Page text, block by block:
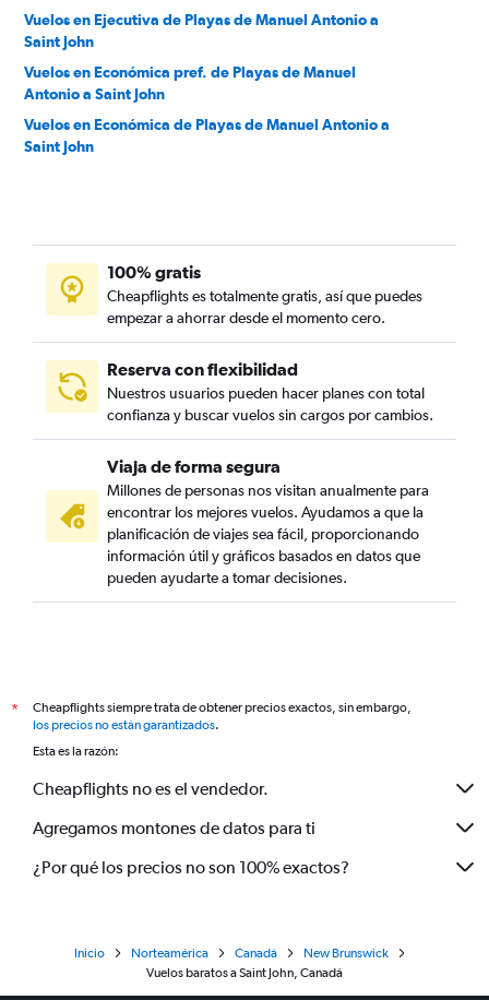
Vuelos en Ejecutiva de Playas de Manuel Antonio a
Saint John
Vuelos en Económica pref. de Playas de Manuel
Antonio a Saint John
Vuelos en Económica de Playas de Manuel Antonio a
Saint John
100% gratis
Cheapflights es totalmente gratis, así que puedes
empezar a ahorrar desde el momento cero.
Reserva con flexibilidad
Nuestros usuarios pueden hacer planes con total
confianza y buscar vuelos sin cargos por cambios.
Viaja de forma segura
Millones de personas nos visitan anualmente para
encontrar los mejores vuelos. Ayudamos a que la
planificación de viajes sea fácil, proporcionando
información útil y gráficos basados en datos que
pueden ayudarte a tomar decisiones.
*
Cheapflights siempre trata de obtener precios exactos, sin embargo,
los precios no están garantizados.
Esta es la razón:
Cheapflights no es el vendedor.
Agregamos montones de datos para ti
¿Por qué los precios no son 100% exactos?
Inicio Norteamérica Canadá
New Brunswick
Vuelos baratos a Saint John, Canadá